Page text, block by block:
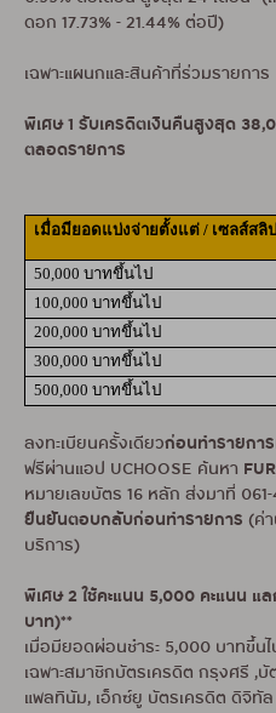
ดอก 17.73% - 21.44% ต่อปี)
เฉพาะแผนกและสินค้าที่ร่วมรายการ
พิเศษ 1 รับเครดิตเงินคืนสูงสุด
ตลอดรายการ
เมื่อมียอดแบ่งจ่ายตั้งแต่ / เซลส์สลิป
50,000 บาทขึ้นไป
100,000 บาทขึ้นไป
200,000 บาทขึ้นไป
300,000 บาทขึ้นไป
500,000 บาทขึ้นไป
ลงทะเบียนครั้งเดียวก่อนทำรายการ
ฟรีผ่านแอป UCHOOSE ค้นหา
หมายเลขบัตร 16 หลัก ส่งมาที่
ยืนยันตอบกลับก่อนทำรายการ (ค่
บริการ)
พิเศษ 2 ใช้คะแนน 5,000 คะแนน แ
บาท)**
เมื่อมียอดผ่อนชำระ 5,000 บาทขึ้น
เฉพาะสมาชิกบัตรเครดิต กรุงศรี ,
แพลทินัม, เอ็กซ์ยู บัตรเครดิต ดิจิทั